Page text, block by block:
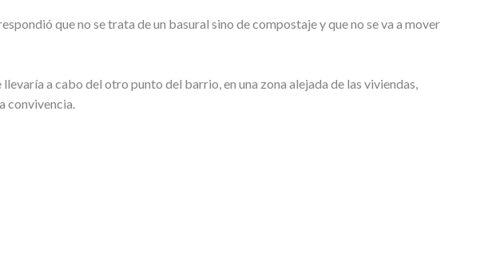
que no se trata de un basural sino de compostaje y que no se va a mover
a cabo del otro punto del barrio, en una zona alejada de las viviendas,
convivencia.